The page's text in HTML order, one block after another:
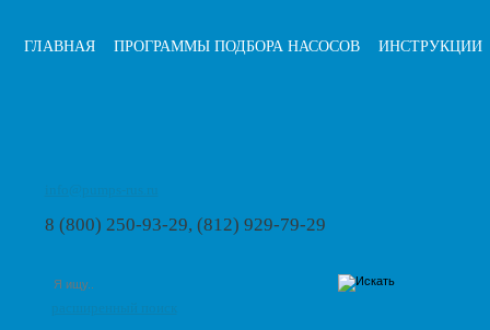
ГЛАВНАЯ ПРОГРАММЫ ПОДБОРА НАСОСОВ ИНСТРУКЦИИ
8 (800) 250-93-29, (812) 929-79-29